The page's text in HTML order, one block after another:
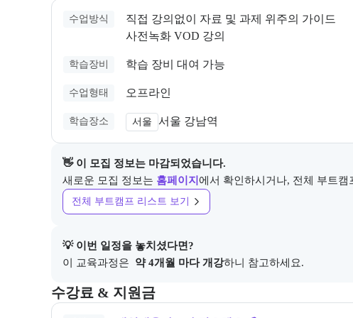
수업방식
직접 강의없이 자료 및 과제 위주의 가이드
사전녹화 VOD 강의
학습장비 학습 장비 대여 가능
수업형태 오프라인
학습장소 서울 서울 강남역
👋 이 모집 정보는 마감되었습니다.
새로운 모집 정보는 홈페이지 에서 확인하시거나, 전체 부트
전체 부트캠프 리스트 보기
💡 이번 일정을 놓치셨다면?
이 교육과정은
약 4개월 마다 개강하니 참고하세요.
수강료 & 지원금
교육과정의 비용 및 결제 관련 정보를 안내한다. 필요 시 정